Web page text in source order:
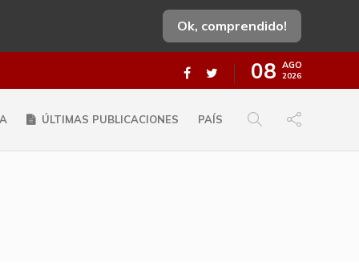
Ok, comprendido!
08 AGO
2026
ÚLTIMAS PUBLICACIONES PAÍS